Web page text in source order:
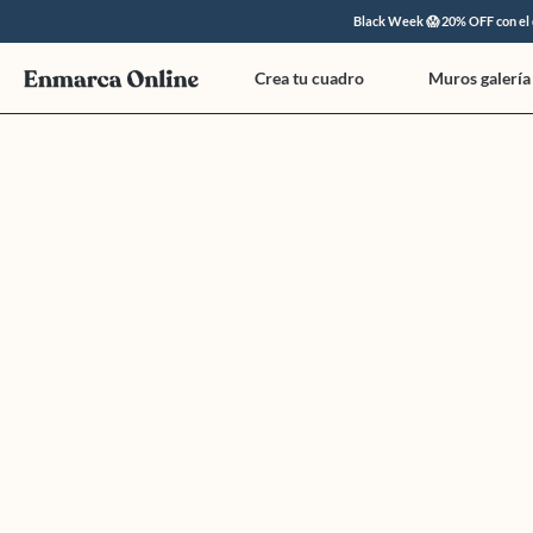
Black Week 😱 20% OFF con
Crea tu cuadro Muros galería